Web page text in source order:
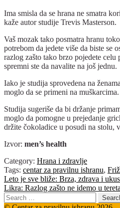
Ima smisla da se hrana ne smatra
kaže autor studije Trevis Masterson.
Vaš mozak tako posmatra hranu
potrebom da jedete više da biste se
razlog zašto tako brzo pojedete
spremni ste da navalite na još jednu.
Iako je studija sprovedena na
moglo da se primeni na muškarcima.
Studija sugeriše da bi držanje
moglo da pomogne u prejedanje
držite čokoladice u posudi na stolu,
Izvor: men’s health
Category: Hrana i zdravlje
Tags: centar za pravilnu ishranu,
Post
navigation
Previous
post:
Leto je sve bliže: Brza, zdrava i
Next
post:
Likra: Razlog zašto ne idemo u
Search
for: